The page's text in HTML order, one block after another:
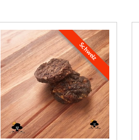
Schweiz